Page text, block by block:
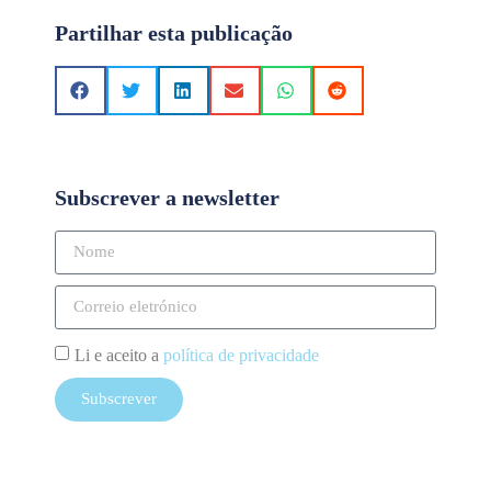
Partilhar esta publicação
Subscrever a newsletter
Li e aceito a política de privacidade
Subscrever